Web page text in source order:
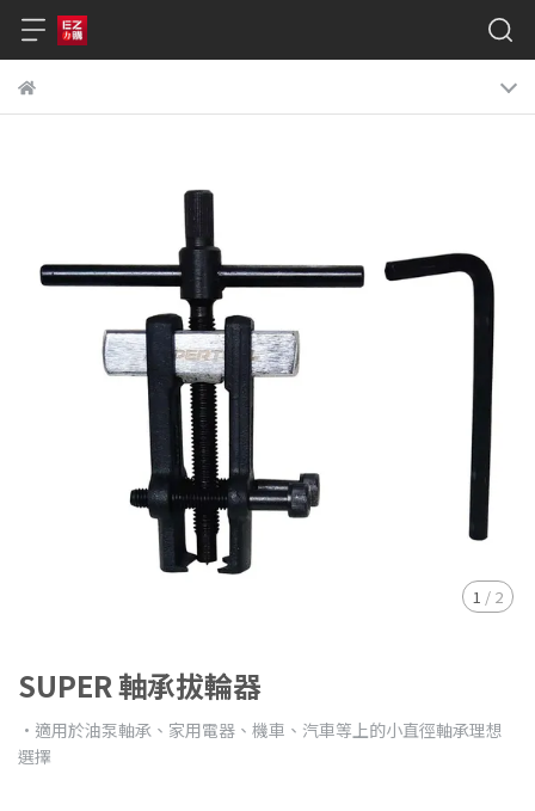
1 / 2
SUPER 軸承拔輪器
•適用於油泵軸承、家用電器、機車、汽車等上的小直徑軸承理想
選擇